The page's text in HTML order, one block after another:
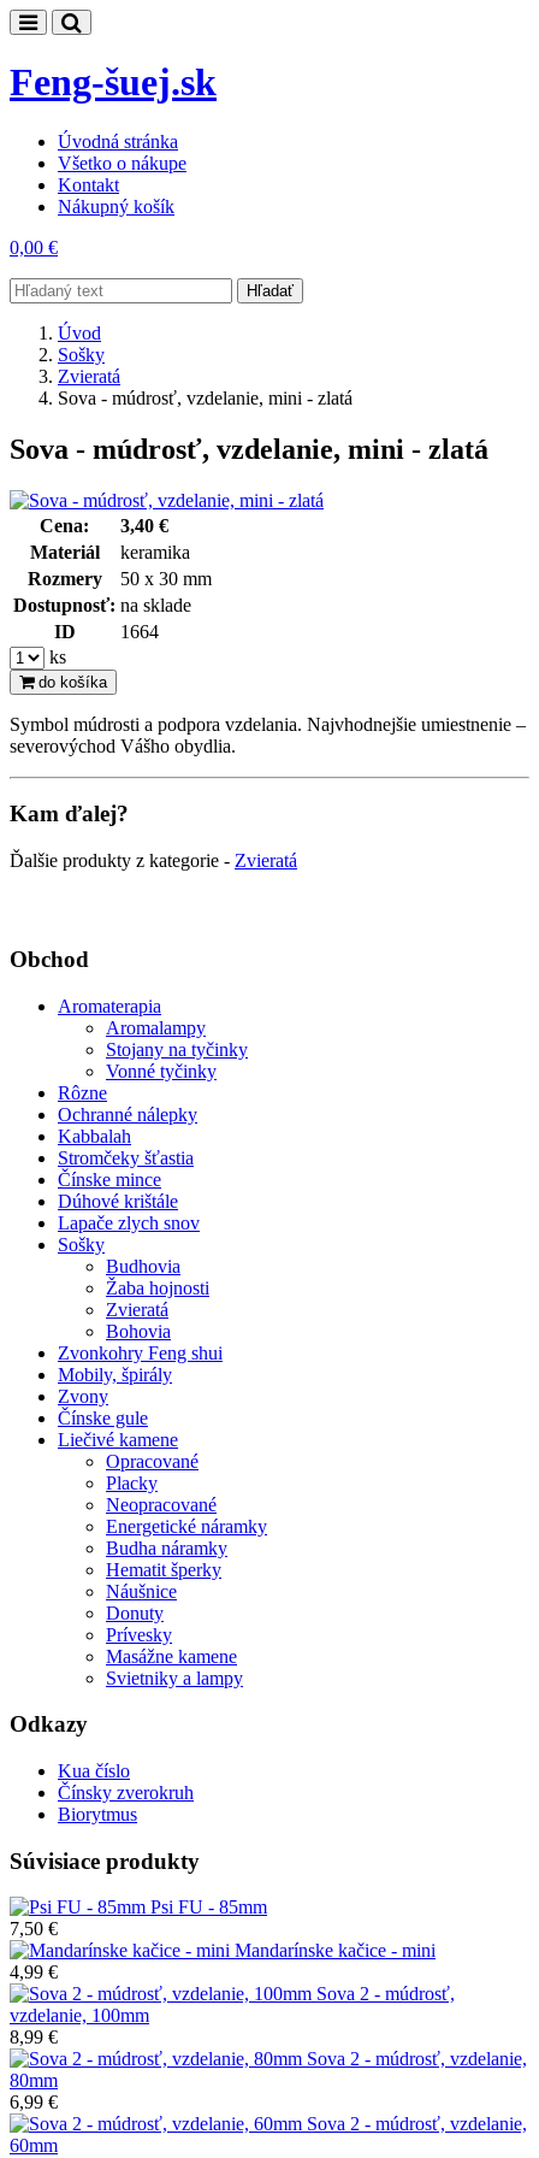
Feng-šuej.sk
Úvodná stránka
Všetko o nákupe
Kontakt
Nákupný košík
0,00 €
Hľadať
Úvod
Sošky
Zvieratá
Sova - múdrosť, vzdelanie, mini - zlatá
Sova - múdrosť, vzdelanie, mini - zlatá
Cena:
3,40 €
Materiál
keramika
Rozmery
50 x 30 mm
Dostupnosť: na sklade
ID
1664
ks
do košíka
Symbol múdrosti a podpora vzdelania. Najvhodnejšie umiestnenie –
severovýchod Vášho obydlia.
Kam ďalej?
Ďalšie produkty z kategorie - Zvieratá
Obchod
Aromaterapia
Aromalampy
Stojany na tyčinky
Vonné tyčinky
Rôzne
Ochranné nálepky
Kabbalah
Stromčeky šťastia
Čínske mince
Dúhové krištále
Lapače zlych snov
Sošky
Budhovia
Žaba hojnosti
Zvieratá
Bohovia
Zvonkohry Feng shui
Mobily, špirály
Zvony
Čínske gule
Liečivé kamene
Opracované
Placky
Neopracované
Energetické náramky
Budha náramky
Hematit šperky
Náušnice
Donuty
Prívesky
Masážne kamene
Svietniky a lampy
Odkazy
Kua číslo
Čínsky zverokruh
Biorytmus
Súvisiace produkty
Psi FU - 85mm
7,50 €
Mandarínske kačice - mini
4,99 €
Sova 2 - múdrosť,
vzdelanie, 100mm
8,99 €
Sova 2 - múdrosť, vzdelanie,
80mm
6,99 €
Sova 2 - múdrosť, vzdelanie,
60mm